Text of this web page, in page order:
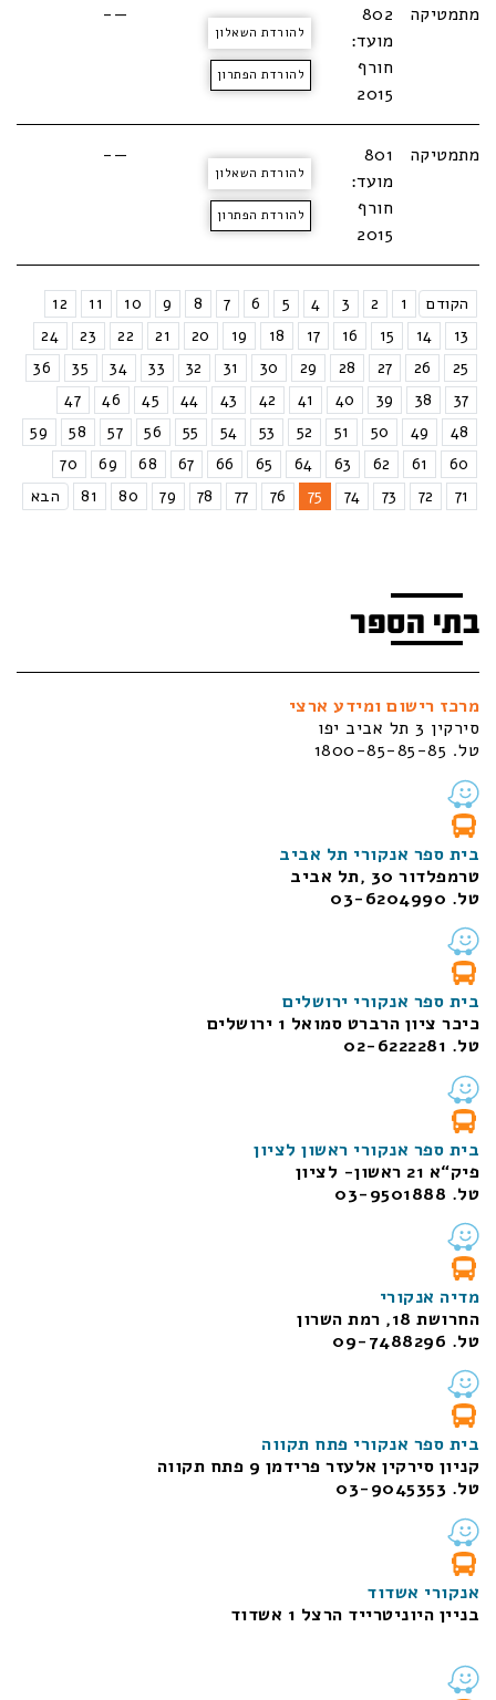
מתמטיקה
802
מועד:
חורף
2015
להורדת השאלון
להורדת הפתרון
—-
מתמטיקה
801
מועד:
חורף
2015
להורדת השאלון
להורדת הפתרון
—-
הקודם 1
2
3
4
5
6
7
8
9
10
11
12
13
14
15
16
17
18
19
20
21
22
23
24
25
26
27
28
29
30
31
32
33
34
35
36
37
38
39
40
41
42
43
44
45
46
47
48
49
50
51
52
53
54
55
56
57
58
59
60
61
62
63
64
65
66
67
68
69
70
71
72
73
74
75
76
77
78
79
80
81 הבא
בתי הספר
מרכז רישום ומידע ארצי
סירקין 3 תל אביב יפו
טל. 1800-85-85-85
בית ספר אנקורי תל אביב
טרמפלדור 30 ,תל אביב
טל. 03-6204990
בית ספר אנקורי ירושלים
כיכר ציון הרברט סמואל 1
ירושלים
טל. 02-6222281
בית ספר אנקורי ראשון לציון
פיק“א 21 ראשון- לציון
טל. 03-9501888
מדיה אנקורי
החרושת 18, רמת השרון
טל. 09-7488296
בית ספר אנקורי פתח תקווה
קניון סירקין אלעזר פרידמן 9 פתח תקווה
טל. 03-9045353
אנקורי אשדוד
בניין היוניטרייד הרצל 1 אשדוד